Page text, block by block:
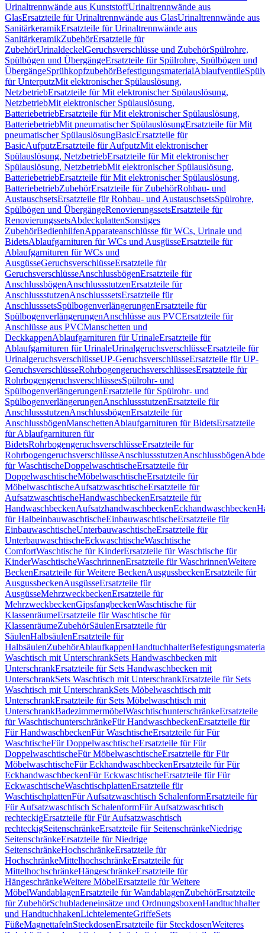
Urinaltrennwände aus KunststoffUrinaltrennwände aus
GlasErsatzteile für Urinaltrennwände aus GlasUrinaltrennwände aus
SanitärkeramikErsatzteile für Urinaltrennwände aus
SanitärkeramikZubehörErsatzteile für
ZubehörUrinaldeckelGeruchsverschlüsse und ZubehörSpülrohre,
Spülbögen und ÜbergängeErsatzteile für Spülrohre, Spülbögen und
ÜbergängeSprühkopfzubehörBefestigungsmaterialAblaufventile
für UnterputzMit elektronischer Spülauslösung,
NetzbetriebErsatzteile für Mit elektronischer Spülauslösung,
NetzbetriebMit elektronischer Spülauslösung,
BatteriebetriebErsatzteile für Mit elektronischer Spülauslösung,
BatteriebetriebMit pneumatischer SpülauslösungErsatzteile für Mit
pneumatischer SpülauslösungBasicErsatzteile für
BasicAufputzErsatzteile für AufputzMit elektronischer
Spülauslösung, NetzbetriebErsatzteile für Mit elektronischer
Spülauslösung, NetzbetriebMit elektronischer Spülauslösung,
BatteriebetriebErsatzteile für Mit elektronischer Spülauslösung,
BatteriebetriebZubehörErsatzteile für ZubehörRohbau- und
AustauschsetsErsatzteile für Rohbau- und AustauschsetsSpülrohre,
Spülbögen und ÜbergängeRenovierungssetsErsatzteile für
RenovierungssetsAbdeckplattenSonstiges
ZubehörBedienhilfenApparateanschlüsse für WCs, Urinale und
BidetsAblaufgarnituren für WCs und AusgüsseErsatzteile für
Ablaufgarnituren für WCs und
AusgüsseGeruchsverschlüsseErsatzteile für
GeruchsverschlüsseAnschlussbögenErsatzteile für
AnschlussbögenAnschlussstutzenErsatzteile für
AnschlussstutzenAnschlusssetsErsatzteile für
AnschlusssetsSpülbogenverlängerungenErsatzteile für
SpülbogenverlängerungenAnschlüsse aus PVCErsatzteile für
Anschlüsse aus PVCManschetten und
DeckkappenAblaufgarnituren für UrinaleErsatzteile für
Ablaufgarnituren für UrinaleUrinalgeruchsverschlüsseErsatzteile für
UrinalgeruchsverschlüsseUP-GeruchsverschlüsseErsatzteile für UP-
GeruchsverschlüsseRohrbogengeruchsverschlüssesErsatzteile für
RohrbogengeruchsverschlüssesSpülrohr- und
SpülbogenverlängerungenErsatzteile für Spülrohr- und
SpülbogenverlängerungenAnschlussstutzenErsatzteile für
AnschlussstutzenAnschlussbögenErsatzteile für
AnschlussbögenManschettenAblaufgarnituren für BidetsErsatzteile
für Ablaufgarnituren für
BidetsRohrbogengeruchsverschlüsseErsatzteile für
RohrbogengeruchsverschlüsseAnschlussstutzenAnschlussbögen
für WaschtischeDoppelwaschtischeErsatzteile für
DoppelwaschtischeMöbelwaschtischeErsatzteile für
MöbelwaschtischeAufsatzwaschtischeErsatzteile für
AufsatzwaschtischeHandwaschbeckenErsatzteile für
HandwaschbeckenAufsatzhandwaschbeckenEckhandwaschbecken
für HalbeinbauwaschtischeEinbauwaschtischeErsatzteile für
EinbauwaschtischeUnterbauwaschtischeErsatzteile für
UnterbauwaschtischeEckwaschtischeWaschtische
ComfortWaschtische für KinderErsatzteile für Waschtische für
KinderWaschtischeWaschrinnenErsatzteile für WaschrinnenWeitere
BeckenErsatzteile für Weitere BeckenAusgussbeckenErsatzteile für
AusgussbeckenAusgüsseErsatzteile für
AusgüsseMehrzweckbeckenErsatzteile für
MehrzweckbeckenGipsfangbeckenWaschtische für
KlassenräumeErsatzteile für Waschtische für
KlassenräumeZubehörSäulenErsatzteile für
SäulenHalbsäulenErsatzteile für
HalbsäulenZubehörAblaufkappenHandtuchhalter
Waschtisch mit UnterschrankSets Handwaschbecken mit
UnterschrankErsatzteile für Sets Handwaschbecken mit
UnterschrankSets Waschtisch mit UnterschrankErsatzteile für Sets
Waschtisch mit UnterschrankSets Möbelwaschtisch mit
UnterschrankErsatzteile für Sets Möbelwaschtisch mit
UnterschrankBadezimmermöbelWaschtischunterschränkeErsatzteile
für WaschtischunterschränkeFür HandwaschbeckenErsatzteile für
Für HandwaschbeckenFür WaschtischeErsatzteile für Für
WaschtischeFür DoppelwaschtischeErsatzteile für Für
DoppelwaschtischeFür MöbelwaschtischeErsatzteile für Für
MöbelwaschtischeFür EckhandwaschbeckenErsatzteile für Für
EckhandwaschbeckenFür EckwaschtischeErsatzteile für Für
EckwaschtischeWaschtischplattenErsatzteile für
WaschtischplattenFür Aufsatzwaschtisch SchalenformErsatzteile für
Für Aufsatzwaschtisch SchalenformFür Aufsatzwaschtisch
rechteckigErsatzteile für Für Aufsatzwaschtisch
rechteckigSeitenschränkeErsatzteile für SeitenschränkeNiedrige
SeitenschränkeErsatzteile für Niedrige
SeitenschränkeHochschränkeErsatzteile für
HochschränkeMittelhochschränkeErsatzteile für
MittelhochschränkeHängeschränkeErsatzteile für
HängeschränkeWeitere MöbelErsatzteile für Weitere
MöbelWandablagenErsatzteile für WandablagenZubehörErsatzteile
für ZubehörSchubladeneinsätze und OrdnungsboxenHandtuchhalter
und HandtuchhakenLichtelementeGriffeSets
FüßeMagnettafelnSteckdosenErsatzteile für SteckdosenWeiteres